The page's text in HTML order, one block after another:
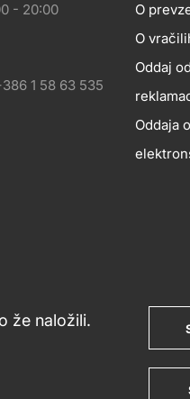
že naložili.
- 20:00
1 58 63 535
O
O
Oddaj
Oddaja
potrošniških sporov